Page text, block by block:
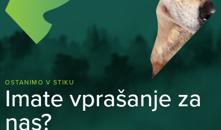
OSTANIMO V STIKU
Imate vprašanje za
nas?